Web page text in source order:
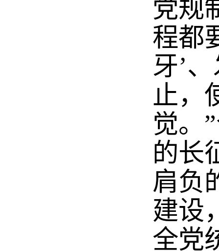
党规
程都
牙’
止，
觉。
的长
肩负
建设
全党